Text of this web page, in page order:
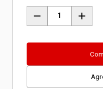
Paños
Ø254